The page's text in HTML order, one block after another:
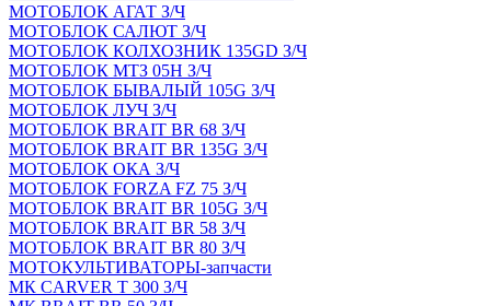
МОТОБЛОК АГАТ З/Ч
МОТОБЛОК САЛЮТ З/Ч
МОТОБЛОК КОЛХОЗНИК 135GD З/Ч
МОТОБЛОК МТЗ 05Н З/Ч
МОТОБЛОК БЫВАЛЫЙ 105G З/Ч
МОТОБЛОК ЛУЧ З/Ч
МОТОБЛОК BRAIT BR 68 З/Ч
МОТОБЛОК BRAIT BR 135G З/Ч
МОТОБЛОК ОКА З/Ч
МОТОБЛОК FORZA FZ 75 З/Ч
МОТОБЛОК BRAIT BR 105G З/Ч
МОТОБЛОК BRAIT BR 58 З/Ч
МОТОБЛОК BRAIT BR 80 З/Ч
МОТОКУЛЬТИВАТОРЫ-запчасти
МК CARVER Т 300 З/Ч